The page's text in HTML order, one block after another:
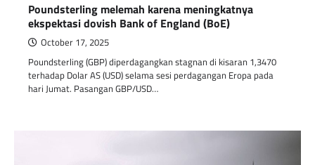
Poundsterling melemah karena meningkatnya
ekspektasi dovish Bank of England (BoE)
October 17, 2025
Poundsterling (GBP) diperdagangkan stagnan di kisaran 1,3470
terhadap Dolar AS (USD) selama sesi perdagangan Eropa pada
hari Jumat. Pasangan GBP/USD…